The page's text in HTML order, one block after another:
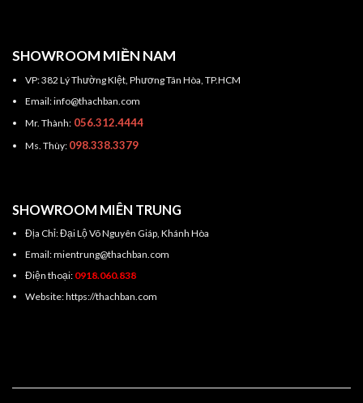
SHOWROOM MIỀN NAM
VP: 382 Lý Thường KIệt, Phương Tân Hòa, TP.HCM
Email: info@thachban.com
Mr. Thành:056.312.4444
Ms. Thùy: 098.338.3379
SHOWROOM MIÊN TRUNG
Địa Chỉ: Đại Lộ Võ Nguyên Giáp, Khánh Hòa
Email: mientrung@thachban.com
Điện thoại: 0918.060.838
Website: https://thachban.com